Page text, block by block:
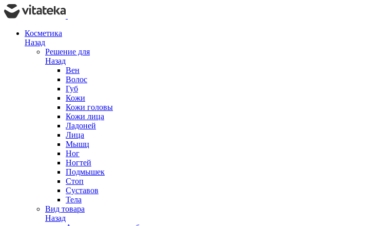
Косметика
Назад
Решение для
Назад
Вен
Волос
Губ
Кожи
Кожи головы
Кожи лица
Ладоней
Лица
Мышц
Ног
Ногтей
Подмышек
Стоп
Суставов
Тела
Вид товара
Назад